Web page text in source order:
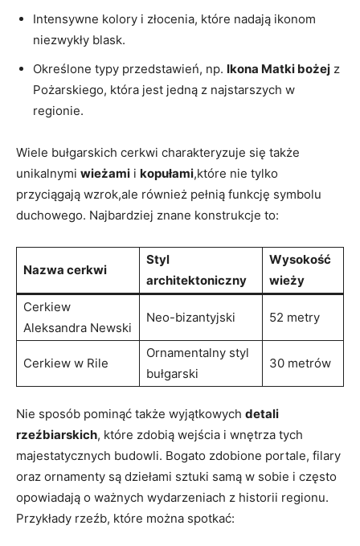
Intensywne kolory i złocenia, które nadają ikonom
niezwykły blask.
Określone typy ⁣przedstawień, np. Ikona⁢ Matki bożej z‌
Pożarskiego, która jest jedną z najstarszych w
⁢regionie.
Wiele bułgarskich cerkwi charakteryzuje się ⁢także
unikalnymi wieżami i kopułami,które nie tylko
przyciągają wzrok,ale również pełnią funkcję symbolu
duchowego. Najbardziej znane konstrukcje to:
Nazwa ⁣cerkwi
Styl⁤
architektoniczny
Wysokość
wieży
Cerkiew
Aleksandra Newski
Neo-bizantyjski 52 metry
Cerkiew ‌w Rile
Ornamentalny styl
bułgarski
30 metrów
Nie sposób pominąć także⁢ wyjątkowych detali
rzeźbiarskich, które zdobią wejścia i ‍wnętrza tych
majestatycznych budowli. Bogato zdobione portale, filary
oraz ornamenty są dziełami sztuki samą w sobie ‍i często
opowiadają o ważnych wydarzeniach z historii regionu.
Przykłady​ rzeźb, które można spotkać: